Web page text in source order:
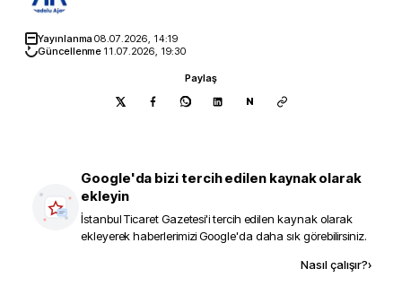
Yayınlanma08.07.2026, 14:19
Güncellenme 11.07.2026, 19:30
Paylaş
N
Google'da bizi tercih edilen kaynak olarak
ekleyin
İstanbul Ticaret Gazetesi'i tercih edilen kaynak olarak
ekleyerek haberlerimizi Google'da daha sık görebilirsiniz.
Nasıl çalışır?›